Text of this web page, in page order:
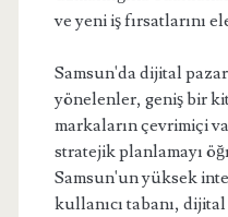
ve yeni iş fırsatlarını
Samsun'da dijital
yönelenler, geniş bir
markaların çevrimiçi
stratejik planlamayı
Samsun'un yüksek
kullanıcı tabanı,